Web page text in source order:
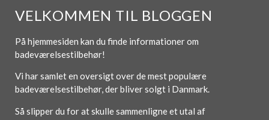
VELKOMMEN TIL BLOGGEN
På hjemmesiden kan du finde informationer om
badeværelsestilbehør!
Vi har samlet en oversigt over de mest populære
badeværelsestilbehør, der bliver solgt i Danmark.
Så slipper du for at skulle sammenligne et utal af